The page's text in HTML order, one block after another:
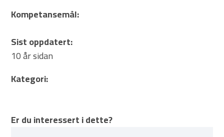
Sist oppdatert:
10 år sidan
Kategori:
Kompetansemål:
Er du interessert i dette?